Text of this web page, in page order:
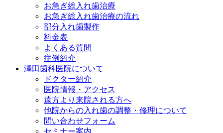
お急ぎ総入れ歯治療
お急ぎ総入れ歯治療の流れ
部分入れ歯製作
料金表
よくある質問
症例紹介
澤田歯科医院について
ドクター紹介
医院情報・アクセス
遠方より来院される方へ
他院からの入れ歯の調整・修理について
問い合わせフォーム
セミナー案内